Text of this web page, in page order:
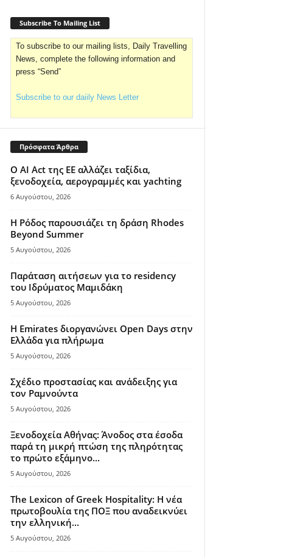
Subscribe To Mailing List
To subscribe to our mailing lists, Daily Travelling
News, complete the following information and
press “Send”
Subscribe to our daiily News Letter
Πρόσφατα Άρθρα
Ο AI Act της ΕΕ αλλάζει ταξίδια,
ξενοδοχεία, αερογραμμές και yachting
6 Αυγούστου, 2026
Η Ρόδος παρουσιάζει τη δράση Rhodes
Beyond Summer
5 Αυγούστου, 2026
Παράταση αιτήσεων για το residency
του Ιδρύματος Μαμιδάκη
5 Αυγούστου, 2026
Η Emirates διοργανώνει Open Days στην
Ελλάδα για πλήρωμα
5 Αυγούστου, 2026
Σχέδιο προστασίας και ανάδειξης για
τον Ραμνούντα
5 Αυγούστου, 2026
Ξενοδοχεία Αθήνας: Άνοδος στα έσοδα
παρά τη μικρή πτώση της πληρότητας
το πρώτο εξάμηνο...
5 Αυγούστου, 2026
The Lexicon of Greek Hospitality: Η νέα
πρωτοβουλία της ΠΟΞ που αναδεικνύει
την ελληνική...
5 Αυγούστου, 2026